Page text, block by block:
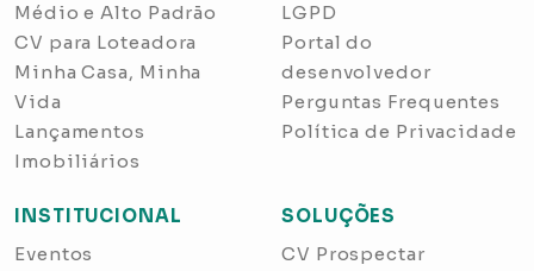
Médio e Alto Padrão
CV para Loteadora
Minha Casa, Minha
Vida
Lançamentos
Imobiliários
LGPD
Portal do
desenvolvedor
Perguntas Frequentes
Política de Privacidade
INSTITUCIONAL
Eventos
SOLUÇÕES
CV Prospectar